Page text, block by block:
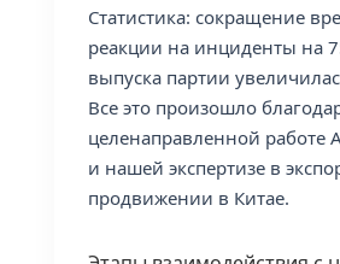
Статистика: сокращение
реакции на инциденты на
выпуска партии
Все это произошло
целенаправленной работе
и нашей экспертизе в
продвижении в Китае.